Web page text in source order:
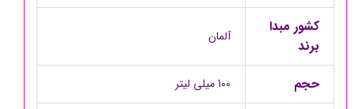
کشور مبدا
برند
آلمان
حجم 100 میلی لیتر